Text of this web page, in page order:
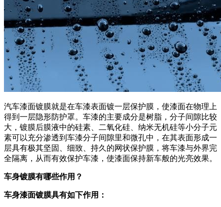
汽车漆面镀膜就是在车漆表面镀一层保护膜，使漆面在物理上
得到一层隐形防护罩。车漆的主要成分是树脂，分子间隙比较
大，镀膜后膜液中的硅素、二氧化硅、纳米无机硅等小分子元
素可以充分渗透到车漆分子间隙里和微孔中，在其表面形成一
层具有极其坚固、细致、持久的网状保护膜，将车漆与外界完
全隔离，从而有效保护车漆，使漆面保持新车般的光亮效果。
车身镀膜有哪些作用？
车身漆面镀膜具有如下作用：